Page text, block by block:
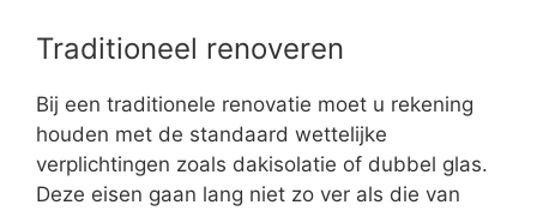
Traditioneel renoveren
Bij een traditionele renovatie moet u rekening
houden met de standaard wettelijke
verplichtingen zoals dakisolatie of dubbel glas.
Deze eisen gaan lang niet zo ver als die van